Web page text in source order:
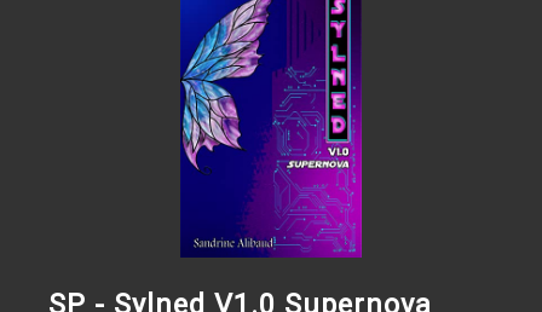
SP - Sylned V1.0 Supernova